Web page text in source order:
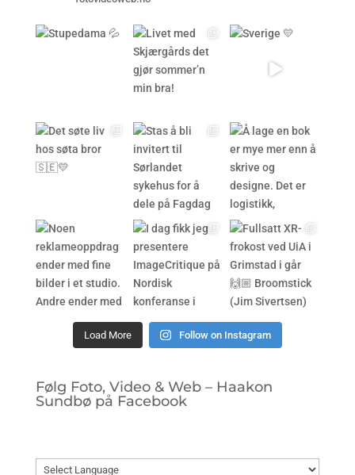
Load More Follow on Instagram
Følg Foto, Video & Web – Haakon
Sundbø på Facebook